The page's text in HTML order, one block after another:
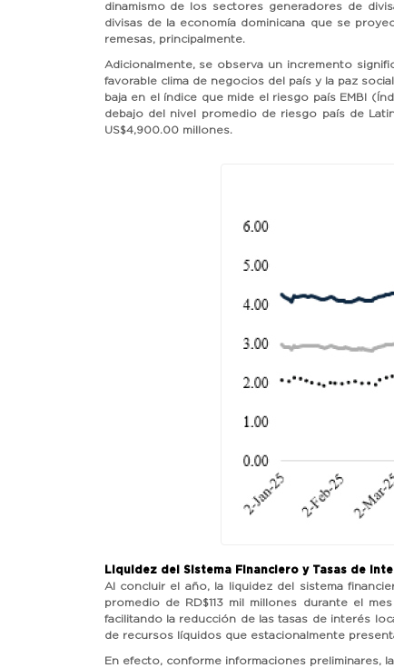
dinamismo de los sectores generadores de
divisas de la economía dominicana que se
remesas, principalmente.
Adicionalmente, se observa un incremento
favorable clima de negocios del país y la paz
baja en el índice que mide el riesgo país EMBI
debajo del nivel promedio de riesgo país de
US$4,900.00 millones.
Liquidez del Sistema Financiero y Tasas de
Al concluir el año, la liquidez del sistema
promedio de RD$113 mil millones durante el
facilitando la reducción de las tasas de interés
de recursos líquidos que estacionalmente
En efecto, conforme informaciones preliminares,